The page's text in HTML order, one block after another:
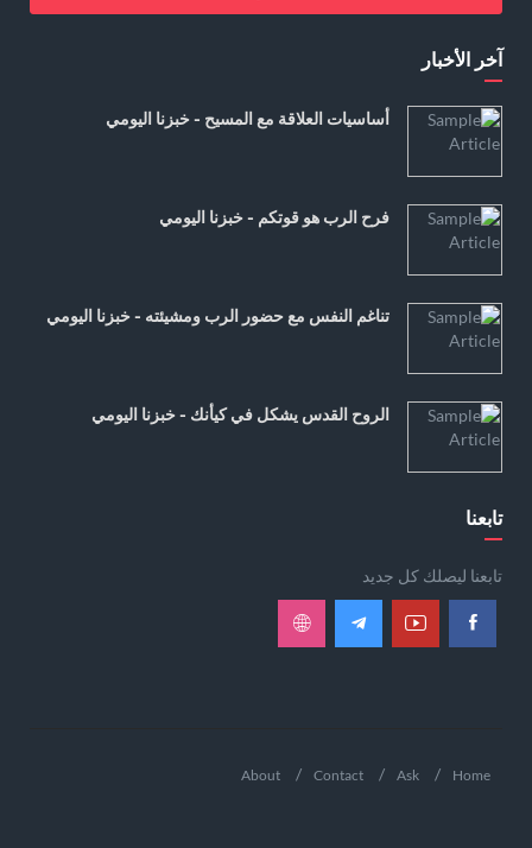
آخر الأخبار
أساسيات العلاقة مع المسيح - خبزنا اليومي
فرح الرب هو قوتكم - خبزنا اليومي
تناغم النفس مع حضور الرب ومشيئته - خبزنا اليومي
الروح القدس يشكل في كيأنك - خبزنا اليومي
تابعنا
تابعنا ليصلك كل جديد
Home
Ask
Contact
About